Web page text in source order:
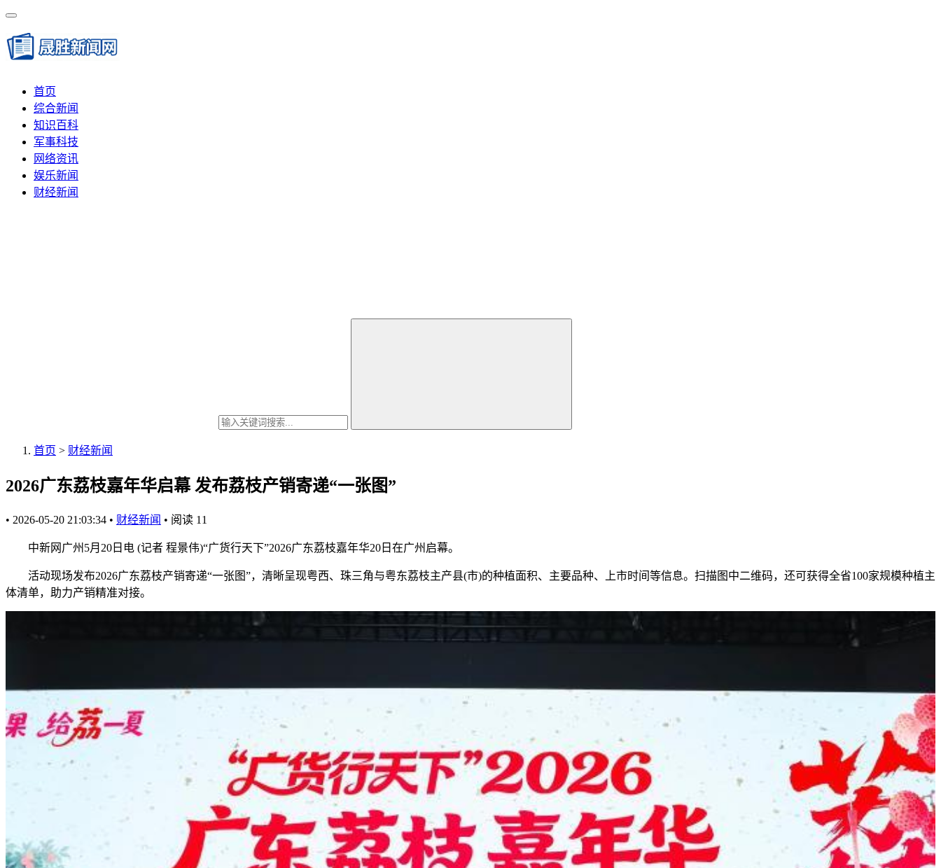
首页
综合新闻
知识百科
军事科技
网络资讯
娱乐新闻
财经新闻
首页 > 财经新闻
2026广东荔枝嘉年华启幕 发布荔枝产销寄递“一张图”
• 2026-05-20 21:03:34 • 财经新闻 • 阅读 11
中新网广州5月20日电 (记者 程景伟)“广货行天下”2026广东荔枝嘉年华20日在广州启幕。
活动现场发布2026广东荔枝产销寄递“一张图”，清晰呈现粤西、珠三角与粤东荔枝主产县(市)的种植面积、主要品种、上市时间等信息。扫描图中二维码，还可获得全省100家规模种植主
体清单，助力产销精准对接。